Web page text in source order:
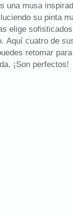
una musa
su pinta
elige
Aquí cuatro de
retomar
¡Son perfectos!